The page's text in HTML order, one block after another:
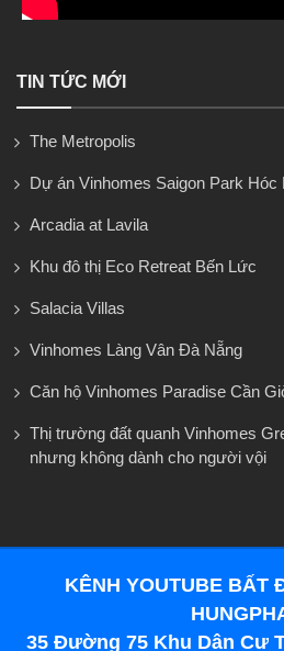
TIN TỨC MỚI
The Metropolis
Dự án Vinhomes Saigon Park Hóc
Arcadia at Lavila
Khu đô thị Eco Retreat Bến Lức
Salacia Villas
Vinhomes Làng Vân Đà Nẵng
Căn hộ Vinhomes Paradise Cần
Thị trường đất quanh Vinhomes
nhưng không dành cho người vội
KÊNH YOUTUBE BẤT
35 Đường 75 Khu Dân Cư